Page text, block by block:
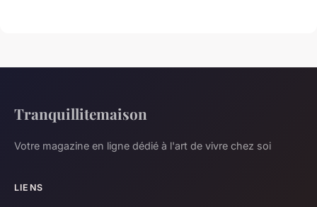
Tranquillitemaison
Votre magazine en ligne dédié à l'art de vivre chez soi
LIENS